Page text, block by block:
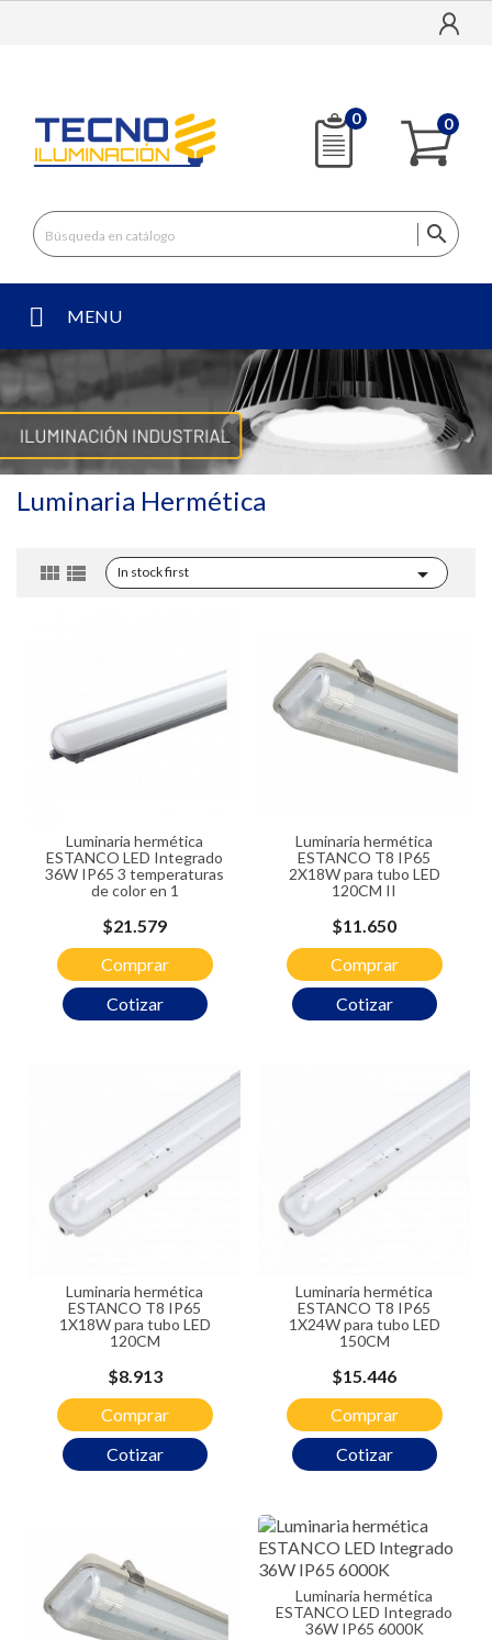
0 0

MENU
Luminaria Hermética
  In stock first 
Luminaria hermética
ESTANCO LED Integrado
36W IP65 3 temperaturas
de color en 1
Cotizar
Precio
$21.579
Comprar
Luminaria hermética
ESTANCO T8 IP65
2X18W para tubo LED
120CM II
Cotizar
Precio
$11.650
Comprar
Luminaria hermética
ESTANCO T8 IP65
1X18W para tubo LED
120CM
Cotizar
Precio
$8.913
Comprar
Luminaria hermética
ESTANCO T8 IP65
1X24W para tubo LED
150CM
Cotizar
Precio
$15.446
Comprar
Luminaria hermética
ESTANCO LED Integrado
36W IP65 6000K